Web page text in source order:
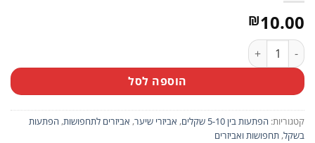
₪10.00
כמות של מארז 4 יח' קשתות ארנבת
הוספה לסל
קטגוריות: הפתעות בין 5-10 שקלים , אביזרי שיער, אביזרים לתחפושות, הפתעות
בשקל, תחפושות ואביזרים